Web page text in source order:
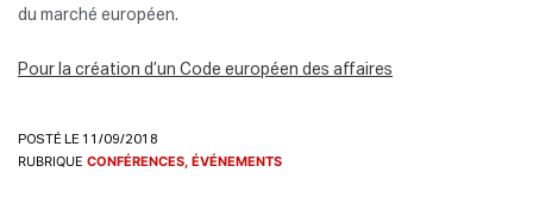
du marché européen.
Pour la création d’un Code européen des affaires
POSTÉ LE 11/09/2018
RUBRIQUE CONFÉRENCES, ÉVÉNEMENTS